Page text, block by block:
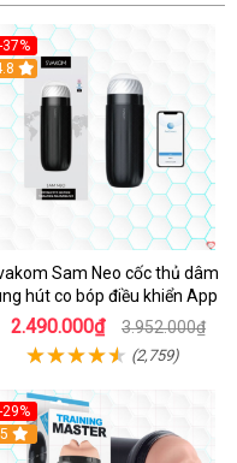
-37%
Sam Neo cốc thủ dâm
hút co bóp điều khiển App
2.490.000₫ 3.952.000₫
(2,759)
-29%
Hot
5